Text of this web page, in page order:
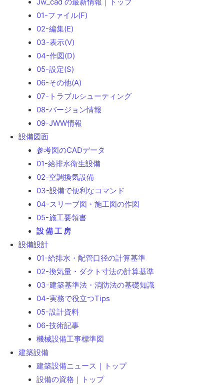
01-ファイル(F)
02-編集(E)
03-表示(V)
04-作図(D)
05-設定(S)
06-その他(A)
07-トラブルシューティング
08-バージョン情報
09-JWW情報
設備図面
参考図のCADデータ
01-給排水衛生設備
02-空調換気設備
03-設備で便利なコマンド
04-スリーブ図・施工図の作図
05-施工要領書
設 備 工 房
設備設計
01-給排水・配管口径の計算基準
02-換気量・ダクト寸法の計算基準
03-建築基準法・消防法の基礎知識
04-実務で役立つTips
05-設計資料
06-技術記事
機械設備工事標準図
建築設備
建築設備ニュース｜トップ
設備の資格｜トップ